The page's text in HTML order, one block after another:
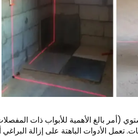
(أمر بالغ الأهمية للأبواب ذات
الأدوات الباهتة على إزالة البراغي